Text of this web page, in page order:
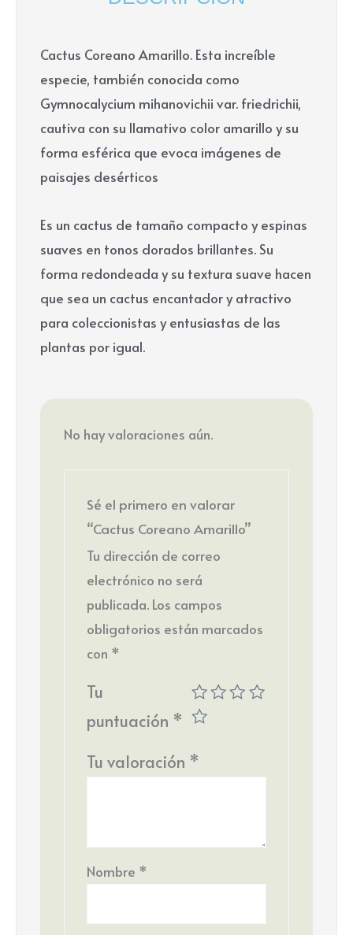
Cactus Coreano Amarillo. Esta increíble
especie, también conocida como
Gymnocalycium mihanovichii var. friedrichii,
cautiva con su llamativo color amarillo y su
forma esférica que evoca imágenes de
paisajes desérticos
Es un cactus de tamaño compacto y espinas
suaves en tonos dorados brillantes. Su
forma redondeada y su textura suave hacen
que sea un cactus encantador y atractivo
para coleccionistas y entusiastas de las
plantas por igual.
No hay valoraciones aún.
Sé el primero en valorar
“Cactus Coreano Amarillo”
Tu dirección de correo
electrónico no será
publicada. Los campos
obligatorios están marcados
con *
Tu
puntuación *
Tu valoración *
Nombre *